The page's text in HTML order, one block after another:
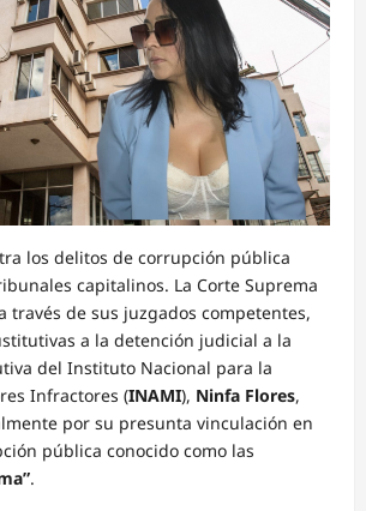
los delitos de corrupción pública
capitalinos. La Corte Suprema
través de sus juzgados competentes,
a la detención judicial a la
del Instituto Nacional para la
Infractores (INAMI), Ninfa Flores,
por su presunta vinculación en
pública conocido como las
.